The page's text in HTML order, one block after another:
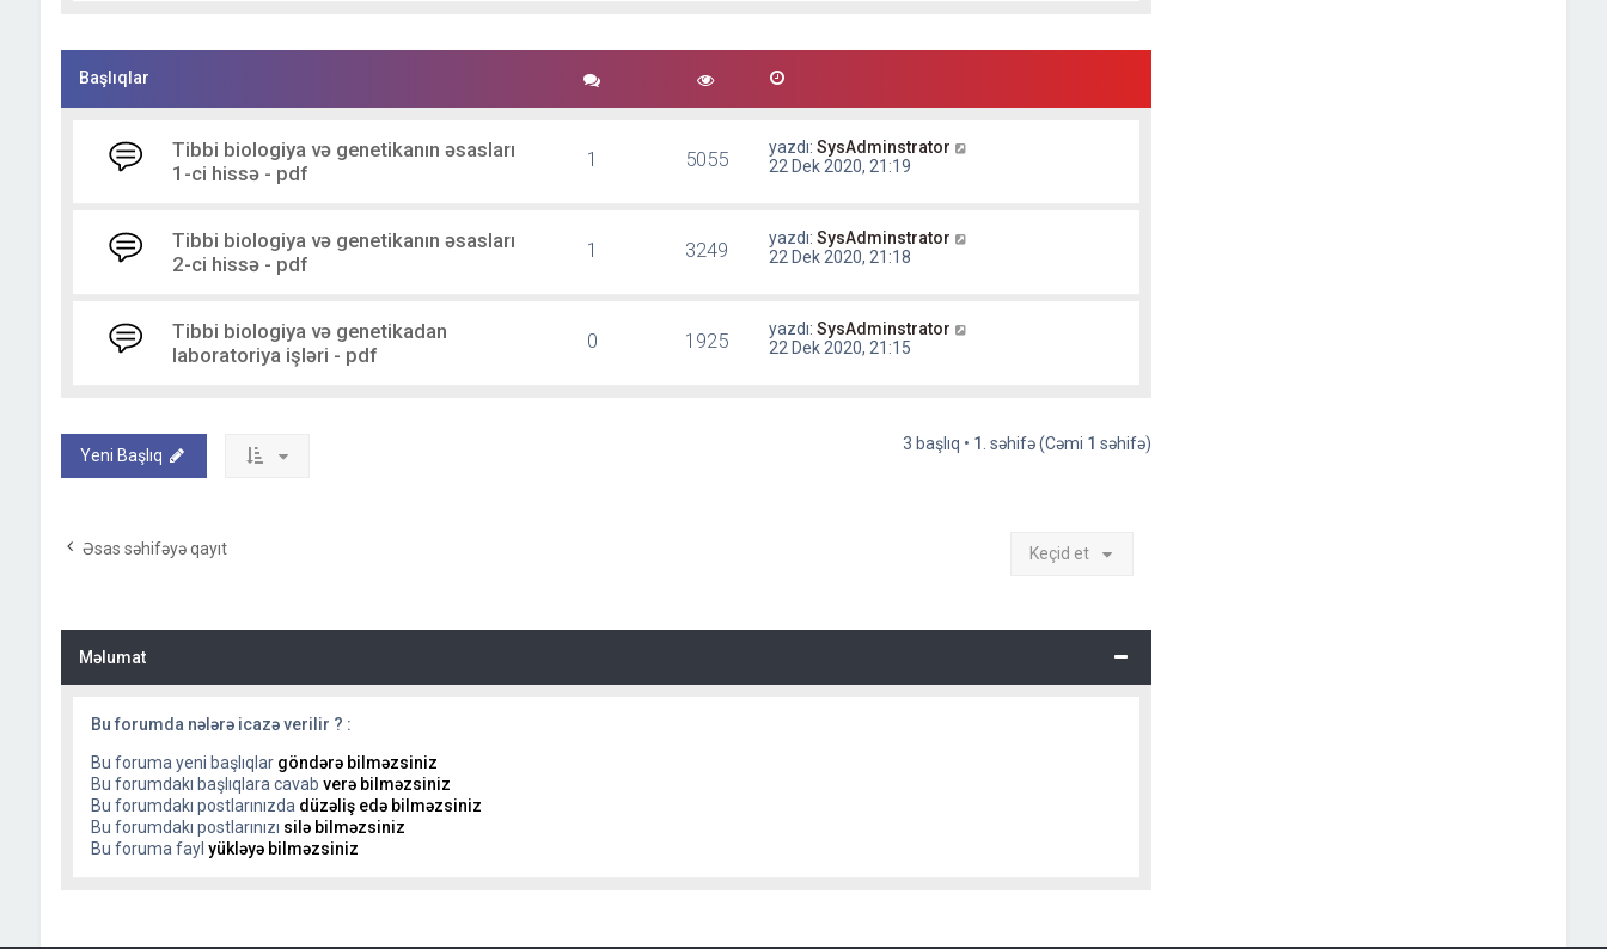
Başlıqlar
Tibbi biologiya və genetikanın əsasları
1-ci hissə - pdf
1 5055 yazdı:SysAdminstrator
22 Dek 2020, 21:19
Tibbi biologiya və genetikanın əsasları
2-ci hissə - pdf
1 3249 yazdı:SysAdminstrator
22 Dek 2020, 21:18
Tibbi biologiya və genetikadan
laboratoriya işləri - pdf
0 1925 yazdı:SysAdminstrator
22 Dek 2020, 21:15
Yeni Başlıq
3 başlıq • 1 . səhifə (Cəmi 1 səhifə)
Əsas səhifəyə qayıt Keçid et
Məlumat
Bu forumda nələrə icazə verilir ? :
Bu foruma yeni başlıqlar göndərə bilməzsiniz
Bu forumdakı başlıqlara cavab verə bilməzsiniz
Bu forumdakı postlarınızda düzəliş edə bilməzsiniz
Bu forumdakı postlarınızı silə bilməzsiniz
Bu foruma fayl yükləyə bilməzsiniz